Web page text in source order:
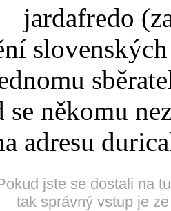
jardafredo
se někomu
adresu
jste se dostali na
tak správný vstup je